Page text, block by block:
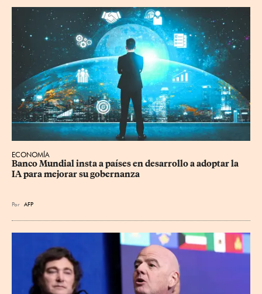
ECONOMÍA
Banco Mundial insta a países en desarrollo a adoptar la
IA para mejorar su gobernanza
Por AFP